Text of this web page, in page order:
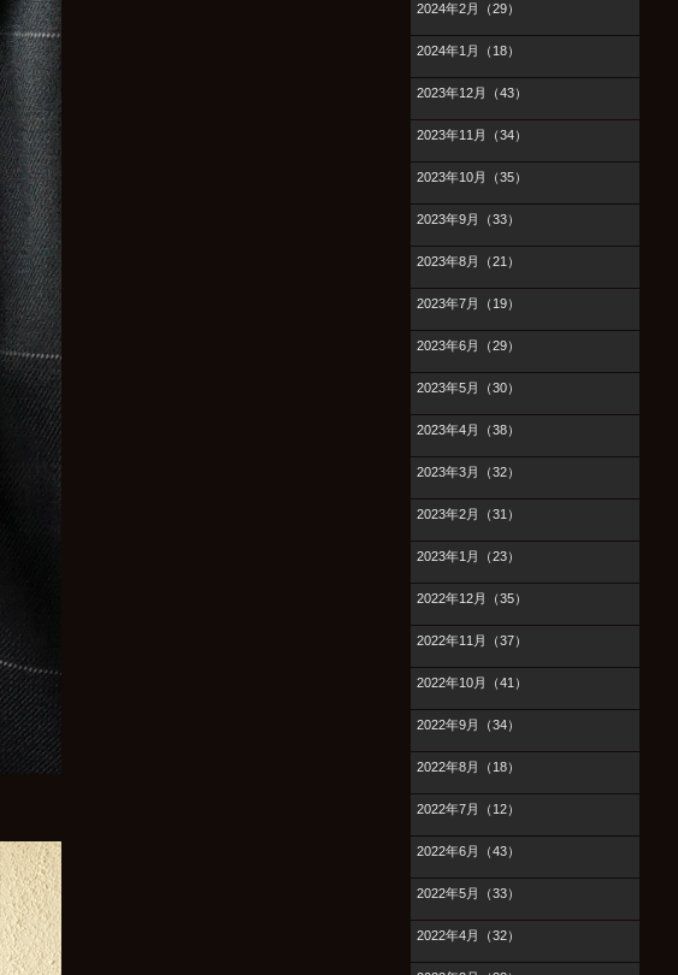
2024年2月（29）
2024年1月（18）
2023年12月（43）
2023年11月（34）
2023年10月（35）
2023年9月（33）
2023年8月（21）
2023年7月（19）
2023年6月（29）
2023年5月（30）
2023年4月（38）
2023年3月（32）
2023年2月（31）
2023年1月（23）
2022年12月（35）
2022年11月（37）
2022年10月（41）
2022年9月（34）
2022年8月（18）
2022年7月（12）
2022年6月（43）
2022年5月（33）
2022年4月（32）